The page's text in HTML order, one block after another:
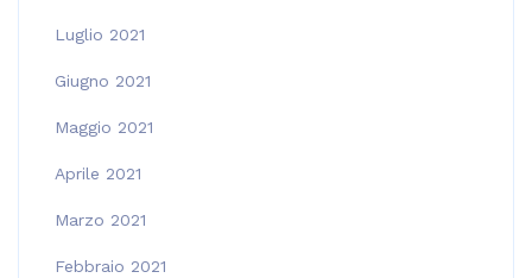
Luglio 2021
Giugno 2021
Maggio 2021
Aprile 2021
Marzo 2021
Febbraio 2021